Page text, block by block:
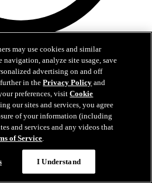
à l'Avalanche
du revers en prolongation
may use cookies and similar
navigation, analyze site usage, save
advertising on and off
further in thePrivacy Policy and
preferences, visitCookie
our sites and services, you agree
of your information (including
and services and any videos that
of Service.
I Understand